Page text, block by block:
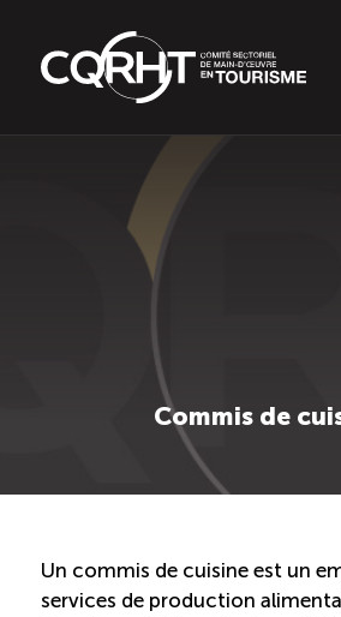
Connaissances
Informations sur le marché du
Main-d’oeuvre en tourisme
Saisonnalité des emplois
Commis de
Un commis de cuisine est un
services de production